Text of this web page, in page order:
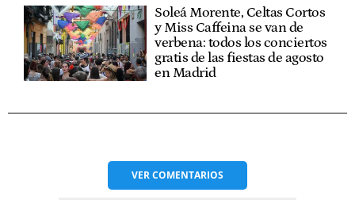
Soleá Morente, Celtas Cortos
y Miss Caffeina se van de
verbena: todos los conciertos
gratis de las fiestas de agosto
en Madrid
VERCOMENTARIOS